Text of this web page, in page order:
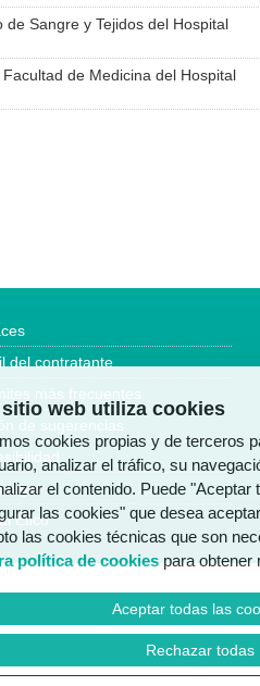
Sangre y Tejidos del Hospital
de Medicina del Hospital
del contratante
más frecuentes
de sugerencias
legal
Ético
sitio web utiliza cookies
cookies propias y de terceros
analizar el tráfico, su
el contenido. Puede "Aceptar
las cookies" que desea
las cookies técnicas que son
política de cookiespara obtener
Aceptar todas las
Rechazar todas